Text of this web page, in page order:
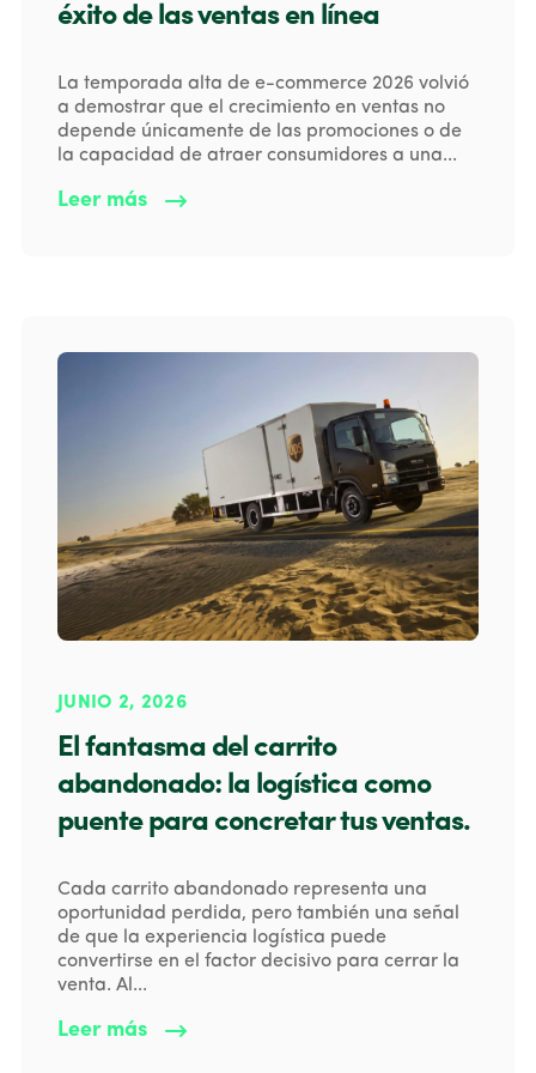
éxito de las ventas en línea
La temporada alta de e-commerce 2026 volvió
a demostrar que el crecimiento en ventas no
depende únicamente de las promociones o de
la capacidad de atraer consumidores a una...
Leer más
JUNIO 2, 2026
El fantasma del carrito
abandonado: la logística como
puente para concretar tus ventas.
Cada carrito abandonado representa una
oportunidad perdida, pero también una señal
de que la experiencia logística puede
convertirse en el factor decisivo para cerrar la
venta. Al...
Leer más